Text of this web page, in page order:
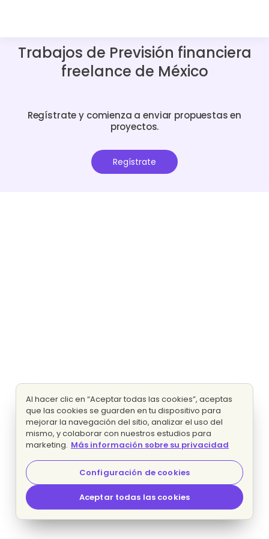
Trabajos de Previsión financiera
freelance de México
Regístrate y comienza a enviar propuestas en
proyectos.
Regístrate
Al hacer clic en “Aceptar todas las cookies”, aceptas
que las cookies se guarden en tu dispositivo para
mejorar la navegación del sitio, analizar el uso del
mismo, y colaborar con nuestros estudios para
marketing. Más información sobre su privacidad
Configuración de cookies
Aceptar todas las cookies